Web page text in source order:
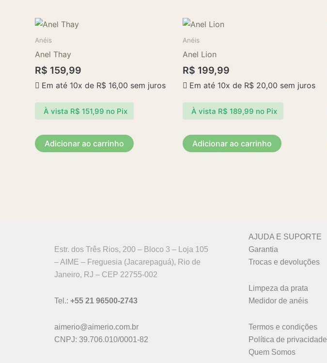
Anéis
Anel Thay
R$ 159,99
Em até 10x de R$ 16,00 sem juros
À vista R$ 151,99 no Pix
Adicionar ao carrinho
Anéis
Anel Lion
R$ 199,99
Em até 10x de R$ 20,00 sem juros
À vista R$ 189,99 no Pix
Adicionar ao carrinho
Estr. dos Três Rios, 200 – Bloco 3 – Loja 105
– AIME – Freguesia (Jacarepaguá), Rio de
Janeiro, RJ – CEP 22755-002
Tel.: +55 21 96500-2743
aimerio@aimerio.com.br
CNPJ: 39.706.010/0001-82
AJUDA E SUPORTE
Garantia
Trocas e devoluções
Limpeza da prata
Medidor de anéis
Termos e condições
Política de privacidade
Quem Somos